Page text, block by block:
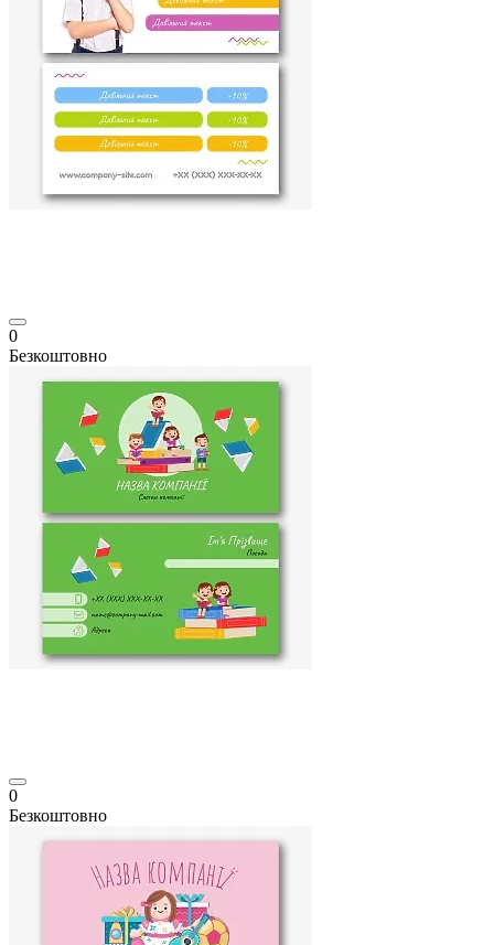
0
Безкоштовно
0
Безкоштовно